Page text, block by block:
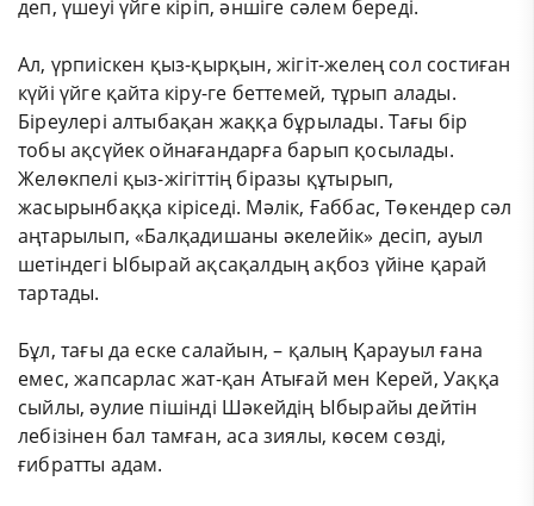
деп, үшеуі үйге кіріп, әншіге сәлем береді.
Ал, үрпиіскен қыз-қырқын, жігіт-желең сол состиған
күйі үйге қайта кіру-ге беттемей, тұрып алады.
Біреулері алтыбақан жаққа бұрылады. Тағы бір
тобы ақсүйек ойнағандарға барып қосылады.
Желөкпелі қыз-жігіттің біразы құтырып,
жасырынбаққа кіріседі. Мәлік, Ғаббас, Төкендер сәл
аңтарылып, «Балқадишаны әкелейік» десіп, ауыл
шетіндегі Ыбырай ақсақалдың ақбоз үйіне қарай
тартады.
Бұл, тағы да еске салайын, – қалың Қарауыл ғана
емес, жапсарлас жат-қан Атығай мен Керей, Уаққа
сыйлы, әулие пішінді Шәкейдің Ыбырайы дейтін
лебізінен бал тамған, аса зиялы, көсем сөзді,
ғибратты адам.